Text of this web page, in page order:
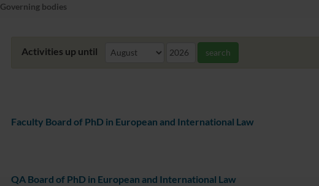
Governing bodies
Activities up until search
Faculty Board of PhD in European and International Law
QA Board of PhD in European and International Law